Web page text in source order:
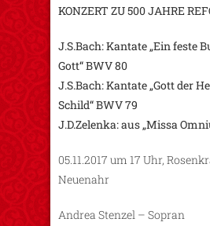
KONZERT ZU 500 JAHRE
J.S.Bach: Kantate „Ein feste
Gott“ BWV 80
J.S.Bach: Kantate „Gott der
Schild“ BWV 79
J.D.Zelenka: aus „Missa
05.11.2017 um 17 Uhr,
Neuenahr
Andrea Stenzel – Sopran